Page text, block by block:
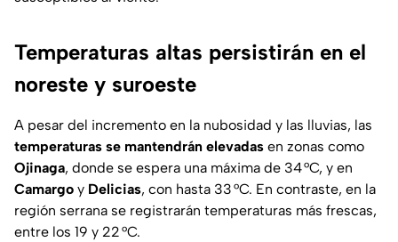
Temperaturas altas persistirán en el
noreste y suroeste
A pesar del incremento en la nubosidad y las lluvias, las
temperaturas se mantendrán elevadas en zonas como
Ojinaga, donde se espera una máxima de 34 °C, y en
Camargo y Delicias, con hasta 33 °C. En contraste, en la
región serrana se registrarán temperaturas más frescas,
entre los 19 y 22 °C.